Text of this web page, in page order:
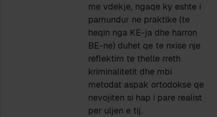
me vdekje, ngaqe ky eshte i
pamundur ne praktike (te
heqin nga KE-ja dhe harron
BE-ne) duhet qe te nxise nje
reflektim te thelle rreth
kriminalitetit dhe mbi
metodat aspak ortodokse qe
nevojiten si hap i pare realist
per uljen e tij.